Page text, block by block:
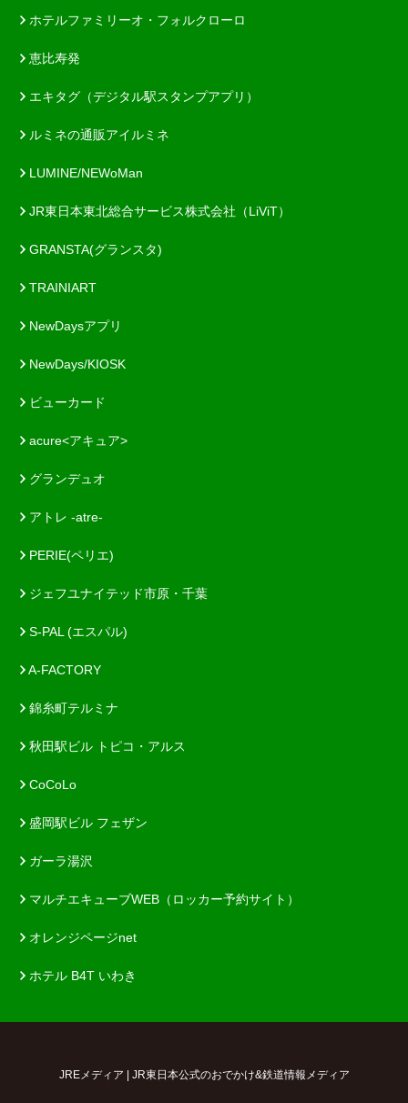
ホテルファミリーオ・フォルクローロ
恵比寿発
エキタグ（デジタル駅スタンプアプリ）
ルミネの通販アイルミネ
LUMINE/NEWoMan
JR東日本東北総合サービス株式会社（LiViT）
GRANSTA(グランスタ)
TRAINIART
NewDaysアプリ
NewDays/KIOSK
ビューカード
acure<アキュア>
グランデュオ
アトレ -atre-
PERIE(ペリエ)
ジェフユナイテッド市原・千葉
S-PAL (エスパル)
A-FACTORY
錦糸町テルミナ
秋田駅ビル トピコ・アルス
CoCoLo
盛岡駅ビル フェザン
ガーラ湯沢
マルチエキューブWEB（ロッカー予約サイト）
オレンジページnet
ホテル B4T いわき
JREメディア | JR東日本公式のおでかけ&鉄道情報メディア